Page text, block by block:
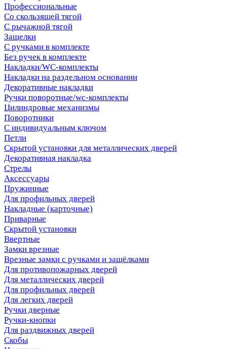
Профессиональные
Со скользящей тягой
С рычажной тягой
Защелки
С ручками в комплекте
Без ручек в комплекте
Накладки/WC-комплекты
Накладки на раздельном основании
Декоративные накладки
Ручки поворотные/wc-комплекты
Цилиндровые механизмы
Поворотники
С индивидуальным ключом
Петли
Скрытой установки для металлических дверей
Декоративная накладка
Стрелы
Аксессуары
Пружинные
Для профильных дверей
Накладные (карточные)
Приварные
Скрытой установки
Ввертные
Замки врезные
Врезные замки с ручками и защёлками
Для противопожарных дверей
Для металлических дверей
Для профильных дверей
Для легких дверей
Ручки дверные
Ручки-кнопки
Для раздвижных дверей
Скобы